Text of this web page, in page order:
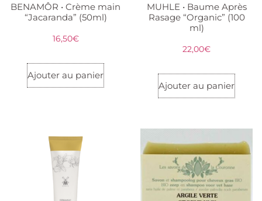
BENAMÔR • Crème main
“Jacaranda” (50ml)
16,50€
Ajouter au panier
MUHLE • Baume Après
Rasage “Organic” (100
ml)
22,00€
Ajouter au panier